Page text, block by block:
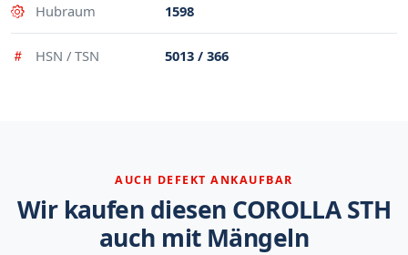
Hubraum 1598
HSN / TSN 5013 / 366
AUCH DEFEKT ANKAUFBAR
Wir kaufen diesen COROLLA STH
auch mit Mängeln